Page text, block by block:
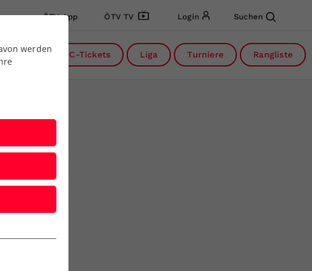
ÖTV App ÖTV TV Login Suchen
FAQ DC-Tickets Liga Turniere Rangliste
werden